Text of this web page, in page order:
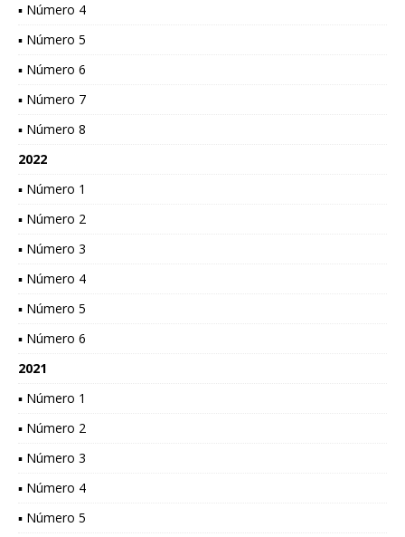
▪ Número 4
▪ Número 5
▪ Número 6
▪ Número 7
▪ Número 8
2022
▪ Número 1
▪ Número 2
▪ Número 3
▪ Número 4
▪ Número 5
▪ Número 6
2021
▪ Número 1
▪ Número 2
▪ Número 3
▪ Número 4
▪ Número 5